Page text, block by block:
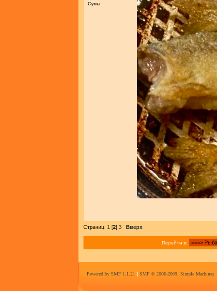
Сумы
Страниц: 1 [2] 3 Вверх
Перейти в:
Powered by SMF 1.1.21 | SMF © 2006-2009, Simple Machines